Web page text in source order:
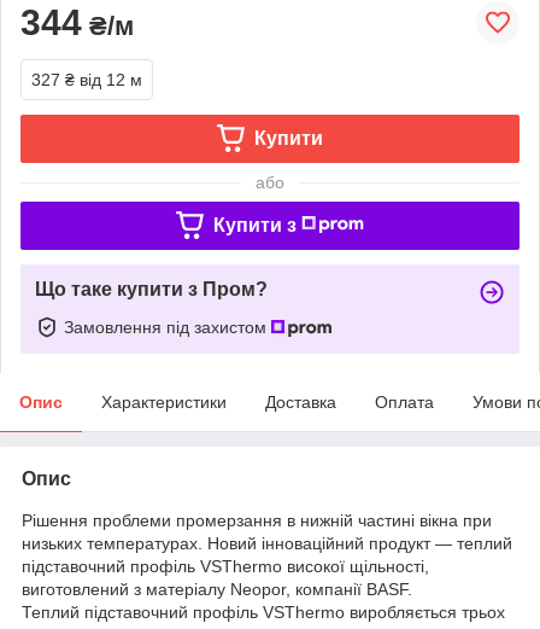
344 ₴/м
327 ₴ від 12 м
Купити
або
Купити з
Що таке купити з Пром?
Замовлення під захистом
Опис Характеристики Доставка Оплата Умови
Опис
Рішення проблеми промерзання в нижній частині вікна при
низьких температурах. Новий інноваційний продукт — теплий
підставочний профіль VSThermo високої щільності,
виготовлений з матеріалу Neopor, компанії BASF.
Теплий підставочний профіль VSThermo виробляється трьох